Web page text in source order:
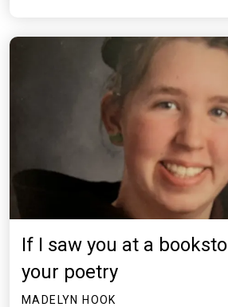
If I saw you at a
your poetry
MADELYN HOOK